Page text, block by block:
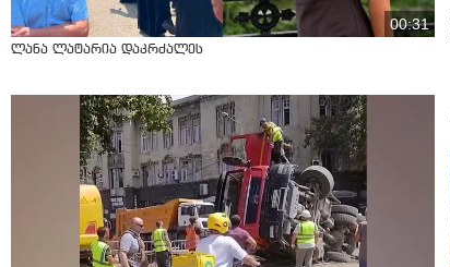
00:31
ლანა ლატარია დაკრძალეს